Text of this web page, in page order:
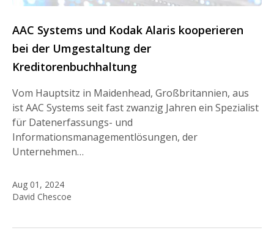
AAC Systems und Kodak Alaris kooperieren
bei der Umgestaltung der
Kreditorenbuchhaltung
Vom Hauptsitz in Maidenhead, Großbritannien, aus
ist AAC Systems seit fast zwanzig Jahren ein Spezialist
für Datenerfassungs- und
Informationsmanagementlösungen, der
Unternehmen…
Aug 01, 2024
David Chescoe